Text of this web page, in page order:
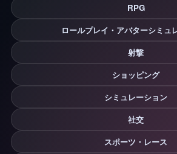
RPG
ロールプレイ・アバターシミュ
射撃
ショッピング
シミュレーション
社交
スポーツ・レース